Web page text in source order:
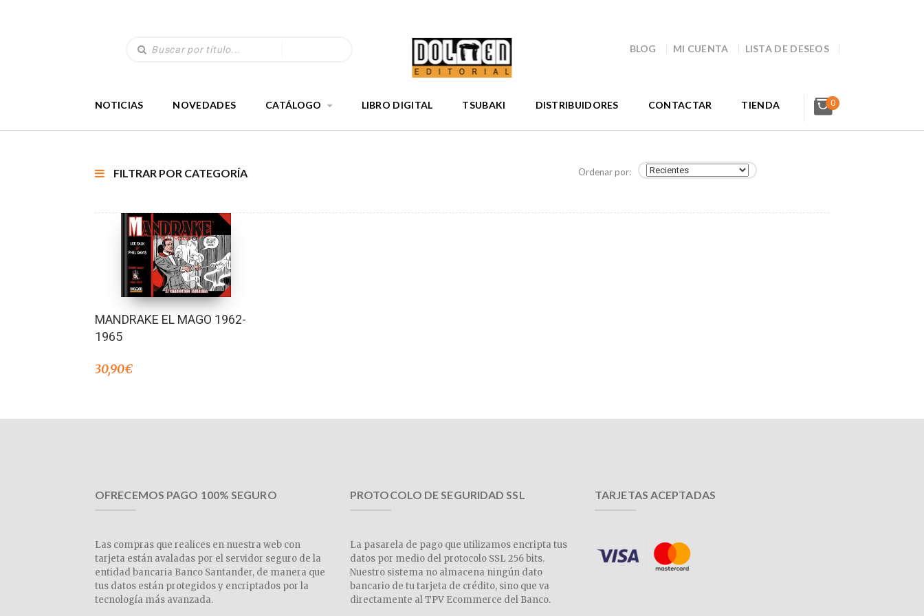
BLOG MI CUENTA LISTA DE DESEOS
NOTICIAS NOVEDADES CATÁLOGO LIBRO DIGITAL TSUBAKI DISTRIBUIDORES CONTACTAR TIENDA 0
FILTRAR POR CATEGORÍA Ordenar por:
MANDRAKE EL MAGO 1962-
1965
30,90€
OFRECEMOS PAGO 100% SEGURO
Las compras que realices en nuestra web con
tarjeta están avaladas por el servidor seguro de la
entidad bancaria Banco Santander, de manera que
tus datos están protegidos y encriptados por la
tecnología más avanzada.
PROTOCOLO DE SEGURIDAD SSL
La pasarela de pago que utilizamos encripta tus
datos por medio del protocolo SSL 256 bits.
Nuestro sistema no almacena ningún dato
bancario de tu tarjeta de crédito, sino que va
directamente al TPV Ecommerce del Banco.
TARJETAS ACEPTADAS